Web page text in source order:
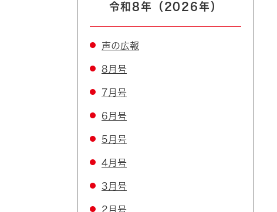
令和8年（2026年）
声の広報
8月号
7月号
6月号
5月号
4月号
3月号
2月号